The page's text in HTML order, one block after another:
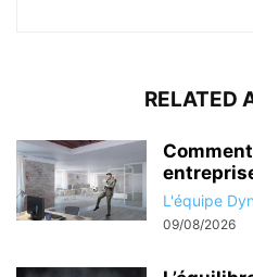
RELATED
L'équipe
09/08/2026